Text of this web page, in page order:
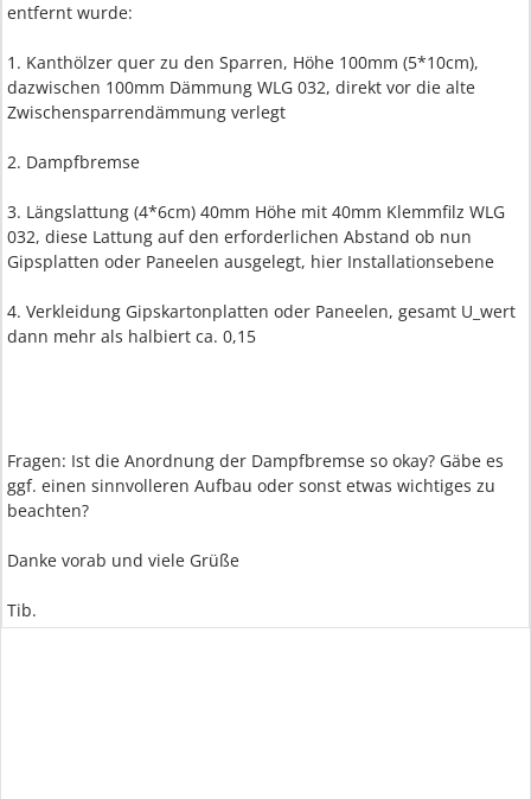
entfernt wurde:
1. Kanthölzer quer zu den Sparren, Höhe 100mm (5*10cm),
dazwischen 100mm Dämmung WLG 032, direkt vor die alte
Zwischensparrendämmung verlegt
2. Dampfbremse
3. Längslattung (4*6cm) 40mm Höhe mit 40mm Klemmfilz WLG
032, diese Lattung auf den erforderlichen Abstand ob nun
Gipsplatten oder Paneelen ausgelegt, hier Installationsebene
4. Verkleidung Gipskartonplatten oder Paneelen, gesamt U_wert
dann mehr als halbiert ca. 0,15
Fragen: Ist die Anordnung der Dampfbremse so okay? Gäbe es
ggf. einen sinnvolleren Aufbau oder sonst etwas wichtiges zu
beachten?
Danke vorab und viele Grüße
Tib.